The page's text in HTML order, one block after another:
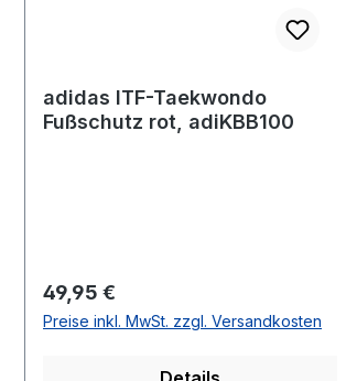
adidas ITF-Taekwondo
Fußschutz rot, adiKBB100
Regulärer Preis:
49,95 €
Preise inkl. MwSt. zzgl. Versandkosten